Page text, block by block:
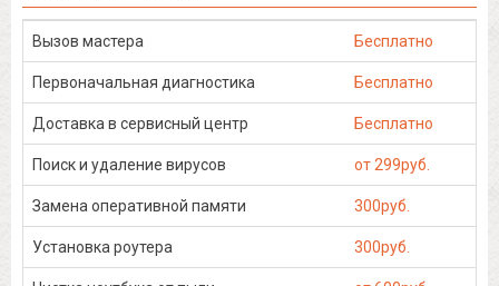
Вызов мастера Бесплатно
Первоначальная диагностика Бесплатно
Доставка в сервисный центр Бесплатно
Поиск и удаление вирусов от 299руб.
Замена оперативной памяти 300руб.
Установка роутера 300руб.